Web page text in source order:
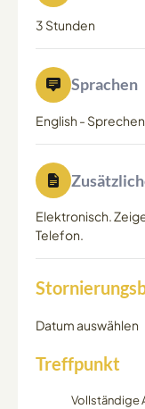
3 Stunden
Sprachen
English -
Elektronisch.
Telefon.
Datum auswählen
Treffpunkt
Vollständige